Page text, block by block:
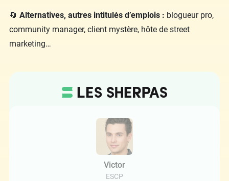
🔄 Alternatives, autres intitulés d’emplois : blogueur pro,
community manager, client mystère, hôte de street
marketing…
Victor
ESCP